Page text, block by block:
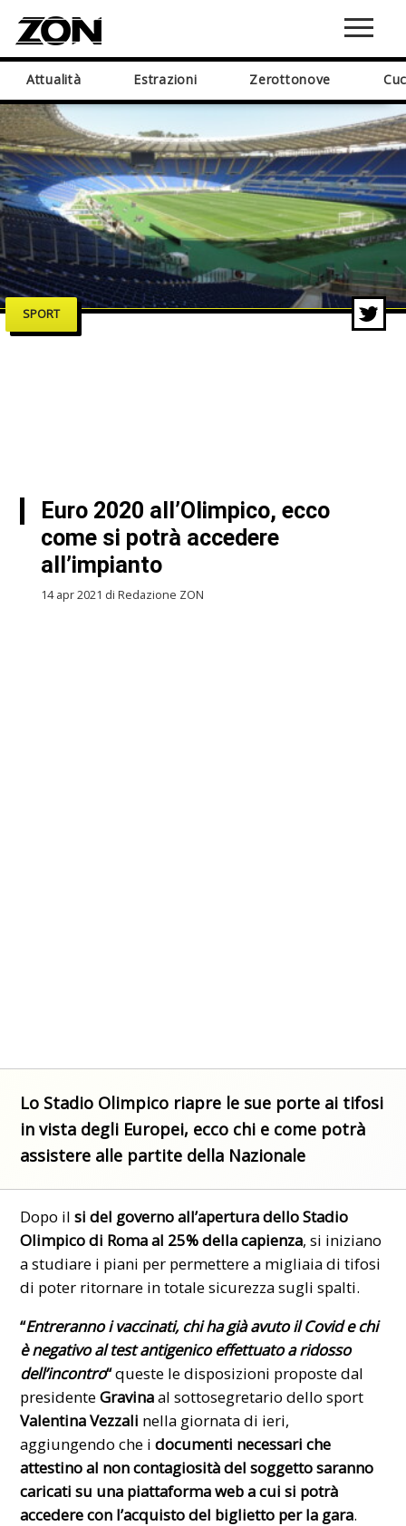
Attualità Estrazioni Zerottonove
SPORT
Euro 2020 all’Olimpico, ecco
come si potrà accedere
all’impianto
14 apr 2021 di Redazione ZON
Lo Stadio Olimpico riapre le sue porte ai tifosi
in vista degli Europei, ecco chi e come potrà
assistere alle partite della Nazionale
Dopo ilsi del governo all’apertura dello Stadio
Olimpico di Roma al 25% della capienza, si iniziano
a studiare i piani per permettere a migliaia di tifosi
di poter ritornare in totale sicurezza sugli spalti.
“Entreranno i vaccinati, chi ha già avuto il Covid e chi
è negativo al test antigenico effettuato a ridosso
dell’incontro“queste le disposizioni proposte dal
presidenteGravinaal sottosegretario dello sport
Valentina Vezzali nella giornata di ieri,
aggiungendo che idocumenti necessari che
attestino al non contagiosità del soggetto saranno
caricati su una piattaforma web a cui si potrà
accedere con l’acquisto del biglietto per la gara.